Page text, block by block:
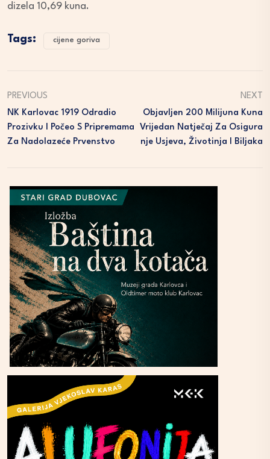
dizela 10,69 kuna.
Tags: cijene goriva
PREVIOUS
NK Karlovac 1919 Odradio
Prozivku I Počeo S Pripremama
Za Nadolazeće Prvenstvo
NEXT
Objavljen 200 Milijuna Kuna
Vrijedan Natječaj Za Osigura
Nje Usjeva, Životinja I Biljaka